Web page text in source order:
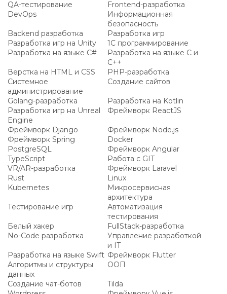
QA-тестирование
Frontend-разработка
DevOps
Информационная
безопасность
Backend разработка
Разработка игр
Разработка игр на Unity
1C программирование
Разработка на языке C#
Разработка на языке C и
C++
Верстка на HTML и CSS
PHP-разработка
Системное
администрирование
Создание сайтов
Golang-разработка
Разработка на Kotlin
Разработка игр на Unreal
Engine
Фреймворк ReactJS
Фреймворк Django
Фреймворк Node.js
Фреймворк Spring
Docker
PostgreSQL
Фреймворк Angular
TypeScript
Работа с GIT
VR/AR-разработка
Фреймворк Laravel
Rust
Linux
Kubernetes
Микросервисная
архитектура
Тестирование игр
Автоматизация
тестирования
Белый хакер
FullStack-разработка
No-Code разработка
Управление разработкой
и IT
Разработка на языке Swift Фреймворк Flutter
Алгоритмы и структуры
данных
ООП
Создание чат-ботов
Tilda